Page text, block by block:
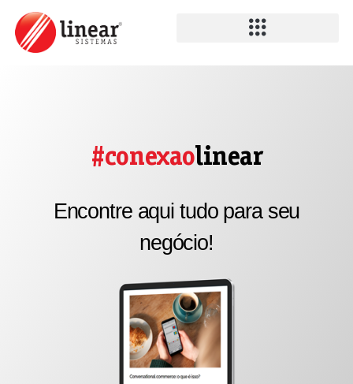
#conexaolinear
Encontre aqui tudo para seu
negócio!